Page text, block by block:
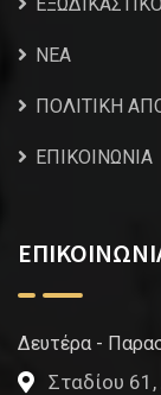
NEA
ΠΟΛΙΤΙΚΗ
ΕΠΙΚΟΙΝΩΝΙΑ
Δευτέρα -
Σταδίου